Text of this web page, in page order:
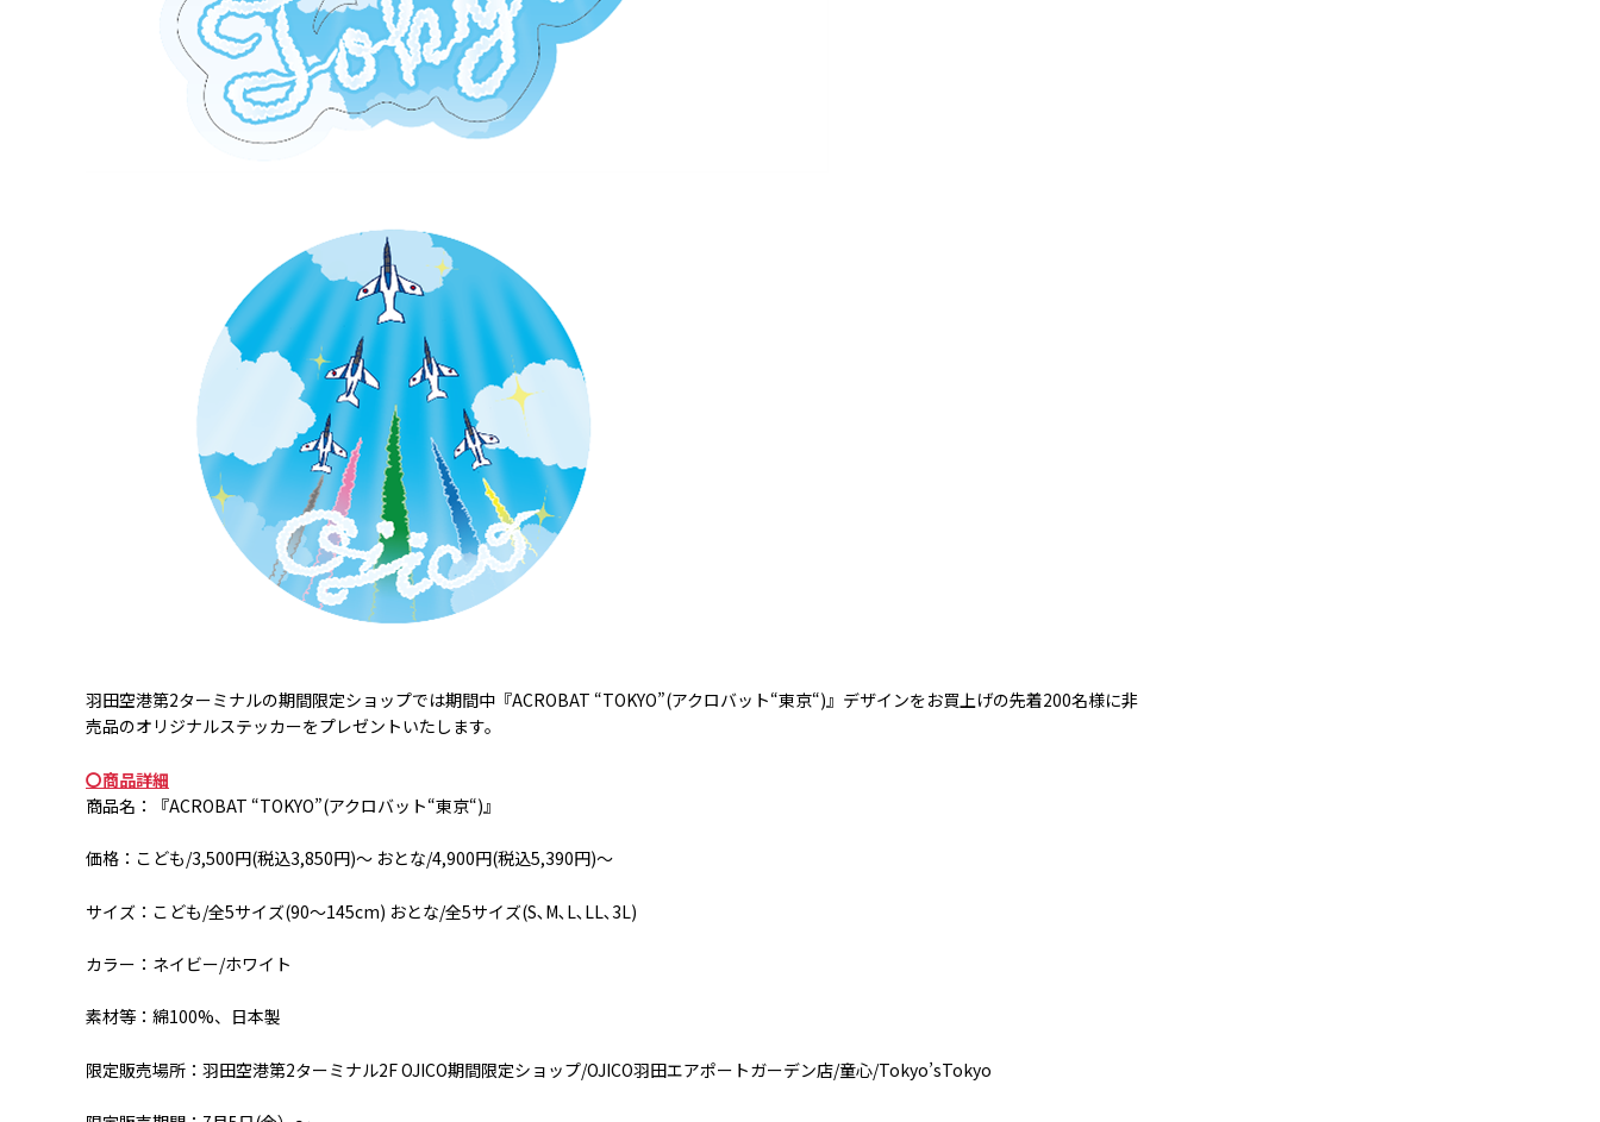
羽田空港第2ターミナルの期間限定ショップでは期間中『ACROBAT “TOKYO”(アクロバット“東京“)』デザインをお買上げの先着200名様に非
売品のオリジナルステッカーをプレゼントいたします。
〇商品詳細
商品名：『ACROBAT “TOKYO”(アクロバット“東京“) 』
価格：こども/3,500円(税込3,850円)～ おとな/4,900円(税込5,390円)～
サイズ：こども/全5サイズ(90～145cm) おとな/全5サイズ(S､ M､ L､ LL､3L)
カラー：ネイビー/ホワイト
素材等：綿100%、日本製
限定販売場所：羽田空港第2ターミナル2F OJICO期間限定ショップ/OJICO羽田エアポートガーデン店/童心/Tokyo’sTokyo